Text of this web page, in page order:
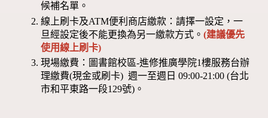
候補名單。
線上刷卡及ATM便利商店繳款：請擇一設定，一
旦經設定後不能更換為另一繳款方式。(建議優先
使用線上刷卡)
現場繳費：圖書館校區-進修推廣學院1樓服務台辦
理繳費(現金或刷卡) 週一至週日 09:00-21:00 (台北
市和平東路一段129號)。